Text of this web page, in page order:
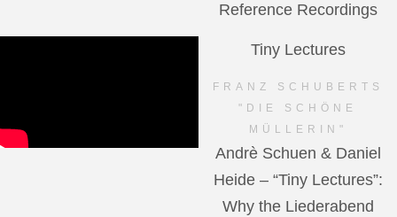
Reference Recordings
Tiny Lectures
FRANZ SCHUBERTS
"DIE SCHÖNE
MÜLLERIN"
Andrè Schuen & Daniel
Heide – “Tiny Lectures”:
Why the Liederabend